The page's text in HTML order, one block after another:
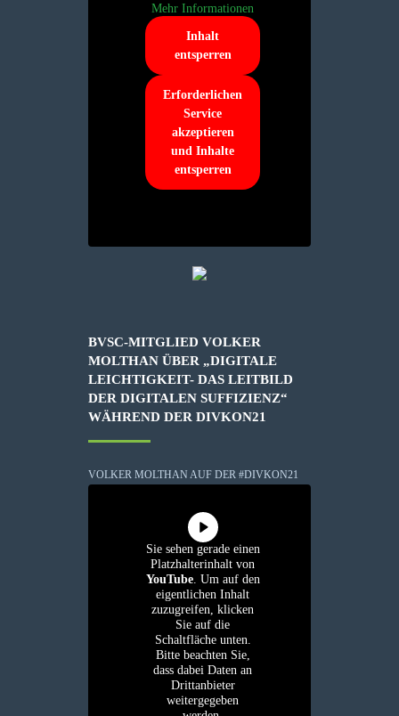
Mehr Informationen
Inhalt
entsperren
Erforderlichen
Service
akzeptieren
und Inhalte
entsperren
BVSC-MITGLIED VOLKER
MOLTHAN ÜBER „DIGITALE
LEICHTIGKEIT- DAS LEITBILD
DER DIGITALEN SUFFIZIENZ“
WÄHREND DER DIVKON21
VOLKER MOLTHAN AUF DER #DIVKON21
Sie sehen gerade einen
Platzhalterinhalt von
YouTube. Um auf den
eigentlichen Inhalt
zuzugreifen, klicken
Sie auf die
Schaltfläche unten.
Bitte beachten Sie,
dass dabei Daten an
Drittanbieter
weitergegeben